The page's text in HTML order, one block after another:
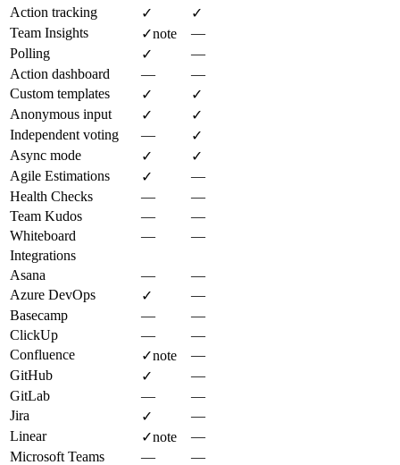
Action tracking ✓
✓
Team Insights
✓note
—
Polling
✓
—
Action dashboard
—
—
Custom templates
✓
✓
Anonymous input
✓
✓
Independent voting
—
✓
Async mode
✓
✓
Agile Estimations
✓
—
Health Checks
—
—
Team Kudos
—
—
Whiteboard
—
—
Integrations
Asana
—
—
Azure DevOps
✓
—
Basecamp
—
—
ClickUp
—
—
Confluence
✓note
—
GitHub
✓
—
GitLab
—
—
Jira
✓
—
Linear
✓note
—
Microsoft Teams
—
—